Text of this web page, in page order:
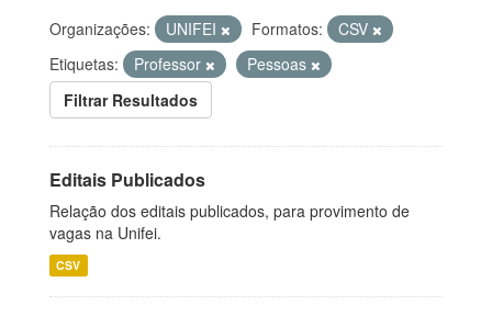
Organizações: UNIFEI Formatos:
CSV
Etiquetas:
Professor
Pessoas
Filtrar Resultados
Editais Publicados
Relação dos editais publicados, para provimento de
vagas na Unifei.
CSV